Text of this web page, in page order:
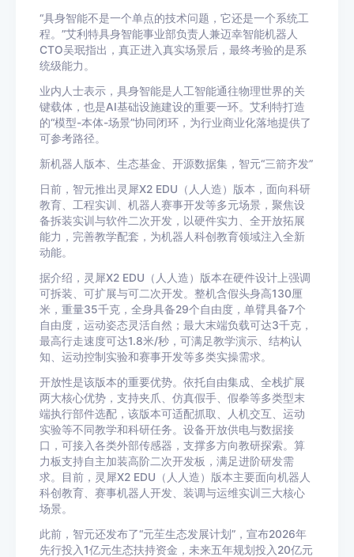
“具身智能不是一个单点的技术问题，它还是一个系统工
程。”艾利特具身智能事业部负责人兼迈幸智能机器人
CTO吴珉指出，真正进入真实场景后，最终考验的是系
统级能力。
业内人士表示，具身智能是人工智能通往物理世界的关
键载体，也是AI基础设施建设的重要一环。艾利特打造
的“模型-本体-场景”协同闭环，为行业商业化落地提供了
可参考路径。
新机器人版本、生态基金、开源数据集，智元“三箭齐发”
日前，智元推出灵犀X2 EDU（人人造）版本，面向科研
教育、工程实训、机器人赛事开发等多元场景，聚焦设
备拆装实训与软件二次开发，以硬件实力、全开放拓展
能力，完善教学配套，为机器人科创教育领域注入全新
动能。
据介绍，灵犀X2 EDU（人人造）版本在硬件设计上强调
可拆装、可扩展与可二次开发。整机含假头身高130厘
米，重量35千克，全身具备29个自由度，单臂具备7个
自由度，运动姿态灵活自然；最大末端负载可达3千克，
最高行走速度可达1.8米/秒，可满足教学演示、结构认
知、运动控制实验和赛事开发等多类实操需求。
开放性是该版本的重要优势。依托自由集成、全栈扩展
两大核心优势，支持夹爪、仿真假手、假拳等多类型末
端执行部件选配，该版本可适配抓取、人机交互、运动
实验等不同教学和科研任务。设备开放供电与数据接
口，可接入各类外部传感器，支撑多方向教研探索。算
力板支持自主加装高阶二次开发板，满足进阶研发需
求。目前，灵犀X2 EDU（人人造）版本主要面向机器人
科创教育、赛事机器人开发、装调与运维实训三大核心
场景。
此前，智元还发布了“元苼生态发展计划”，宣布2026年
先行投入1亿元生态扶持资金，未来五年规划投入20亿元